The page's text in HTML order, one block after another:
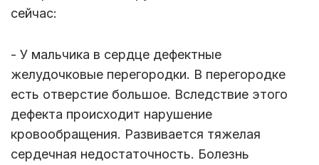
сейчас:
- У мальчика в сердце дефектные
желудочковые перегородки. В перегородке
есть отверстие большое. Вследствие этого
дефекта происходит нарушение
кровообращения. Развивается тяжелая
сердечная недостаточность. Болезнь